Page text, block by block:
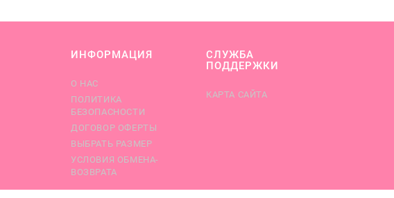
ИНФОРМАЦИЯ
О НАС
ПОЛИТИКА
БЕЗОПАСНОСТИ
ДОГОВОР ОФЕРТЫ
ВЫБРАТЬ РАЗМЕР
УСЛОВИЯ ОБМЕНА-
ВОЗВРАТА
СЛУЖБА
ПОДДЕРЖКИ
КАРТА САЙТА